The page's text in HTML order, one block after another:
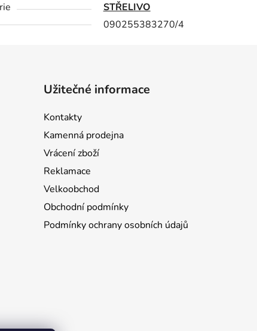
STŘELIVO
090255383270/4
Užitečné informace
Kontakty
Kamenná prodejna
Vrácení zboží
Reklamace
Velkoobchod
Obchodní podmínky
Podmínky ochrany osobních údajů